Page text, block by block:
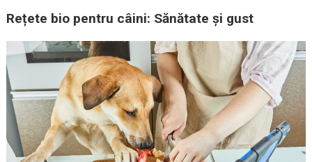
Rețete bio pentru câini: Sănătate și gust